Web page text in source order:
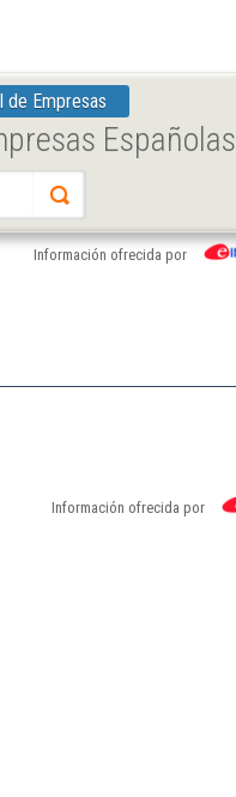
de Empresas
Españolas
Información ofrecida por
Información ofrecida por